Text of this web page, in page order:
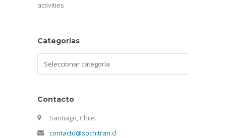
activities
Categorías
Contacto
Santiago, Chile.
contacto@sochitran.cl